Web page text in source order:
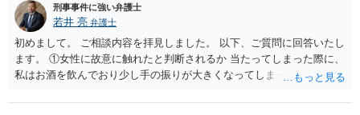
刑事事件に強い弁護士
若井 亮 弁護士
初めまして。 ご相談内容を拝見しました。 以下、ご質問に回答いたし
ます。 ①女性に故意に触れたと判断されるか 当たってしまった際に、
私はお酒を飲んでおり少し手の振りが大きくなってしまっていたこと
いた場合、故意だと判定されやすいのでしょうか？ お伺いする限り、